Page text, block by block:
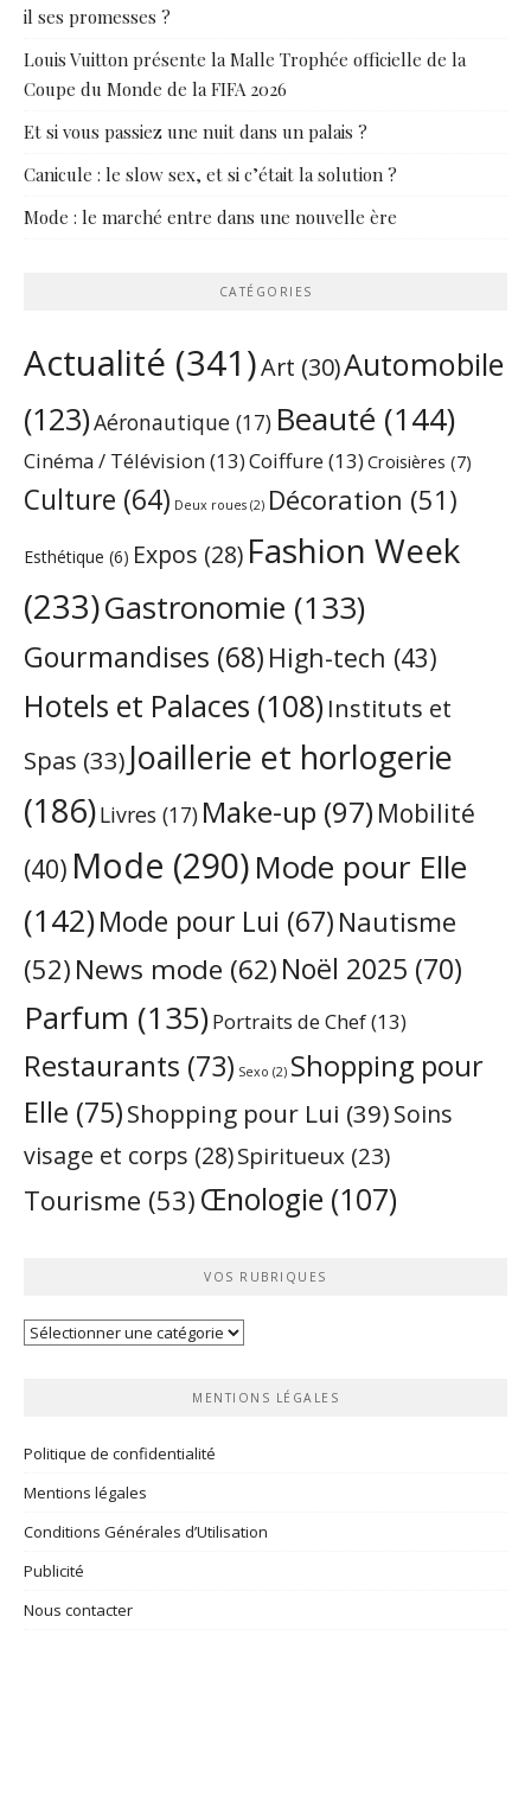
il ses promesses ?
Louis Vuitton présente la Malle Trophée officielle de la
Coupe du Monde de la FIFA 2026
Et si vous passiez une nuit dans un palais ?
Canicule : le slow sex, et si c’était la solution ?
Mode : le marché entre dans une nouvelle ère
CATÉGORIES
Actualité (341)Art (30)Automobile
(123)Aéronautique (17) Beauté (144)
Cinéma / Télévision(13)Coiffure(13) Croisières (7)
Culture (64) Deux roues (2) Décoration (51)
Esthétique (6) Expos (28) Fashion Week
(233)Gastronomie (133)
Gourmandises (68) High-tech (43)
Hotels et Palaces (108) Instituts et
Spas (33) Joaillerie et horlogerie
(186)Livres (17) Make-up (97) Mobilité
(40) Mode (290)Mode pour Elle
(142)Mode pour Lui (67) Nautisme
(52) News mode (62)Noël 2025 (70)
Parfum (135)Portraits de Chef(13)
Restaurants (73) Sexo (2) Shopping pour
Elle (75)Shopping pour Lui (39)Soins
visage et corps (28)Spiritueux (23)
Tourisme (53) Œnologie (107)
VOS RUBRIQUES
Vos
MENTIONS LÉGALES
Politique de confidentialité
Mentions légales
Conditions Générales d’Utilisation
Publicité
Nous contacter